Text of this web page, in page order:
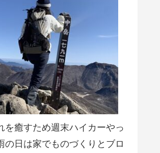
を癒すため週末ハイカーやっ
の日は家でものづくりとブロ